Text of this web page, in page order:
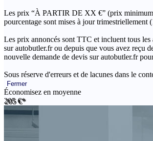
Les prix “À PARTIR DE XX €” (prix minimum)
pourcentage sont mises à jour trimestriellement
Les prix annoncés sont TTC et incluent tous
sur autobutler.fr ou depuis que vous avez reçu
nouvelle demande de devis sur autobutler.fr
Sous réserve d'erreurs et de lacunes dans le
Fermer
Économisez en moyenne
205 €*